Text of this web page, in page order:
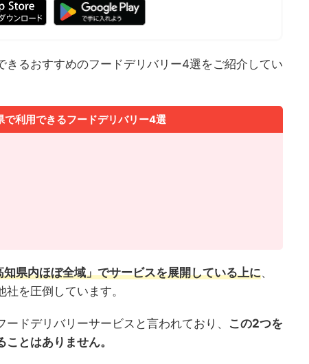
きるおすすめのフードデリバリー4選をご紹介してい
で利用できるフードデリバリー4選
知県内ほぼ全域」でサービスを展開している上に、
を圧倒しています。
ドデリバリーサービスと言われており、 この2つを
とはありません。